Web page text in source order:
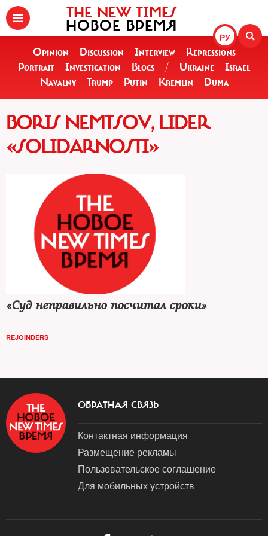
РУ
THE NEW TIMES
НОВОЕ ВРЕМЯ
Opinion Discussion Interview
Repressions
Portrait
Investigation Blogs / Ukraine
Israel
Navalny
Trump Putin Kremlin Duma
BORIS NEMTSOV, LIDER
«SOLIDARNOSTI»
«Суд неправильно посчитал сроки»
REJOINDERS
ОБРАТНАЯ СВЯЗЬ
Контактная информация
Размещение рекламы
Пользовательское соглашение
Для мобильных устройств